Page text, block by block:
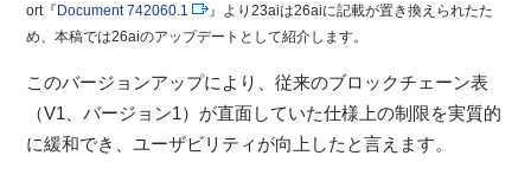
ort『 Document 742060.1
』より23aiは26aiに記載が置き換えられたた
め、本稿では26aiのアップデートとして紹介します。
このバージョンアップにより、従来のブロックチェーン表
（V1、バージョン1）が直面していた仕様上の制限を実質的
に緩和でき、ユーザビリティが向上したと言えます。